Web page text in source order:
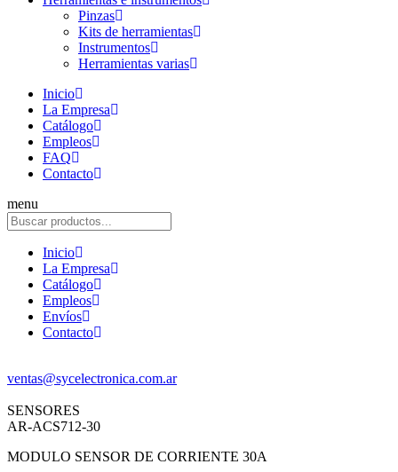
Pinzas
Kits de herramientas
Instrumentos
Herramientas varias
Inicio
La Empresa
Catálogo
Empleos
FAQ
Contacto
menu
Inicio
La Empresa
Catálogo
Empleos
Envíos
Contacto
ventas@sycelectronica.com.ar
SENSORES
AR-ACS712-30
MODULO SENSOR DE CORRIENTE 30A